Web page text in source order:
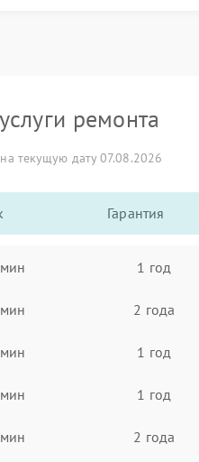
ремонта
текущую дату 07.08.2026
Гарантия
1 год
2 года
1 год
1 год
2 года